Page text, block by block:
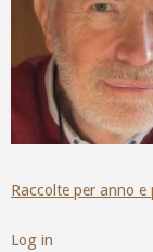
Raccolte per anno e
Log in